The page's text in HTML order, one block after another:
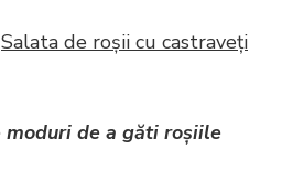
Salata de roșii cu castraveți
moduri de a găti roșiile